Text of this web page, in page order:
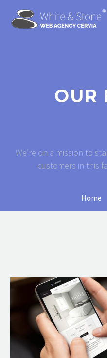
OUR
We’re on a mission to
customers in this
Home